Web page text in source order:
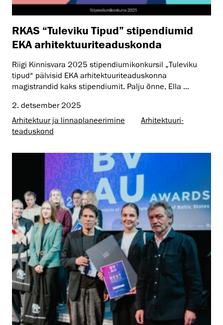
RKAS “Tuleviku Tipud” stipendiumid
EKA arhitektuuriteaduskonda
Riigi Kinnisvara 2025 stipendiumikonkursil „Tuleviku
tipud“ pälvisid EKA arhitektuuriteaduskonna
magistrandid kaks stipendiumit. Palju õnne, Ella ...
2. detsember 2025
Arhitektuur ja linnaplaneerimine
Arhitektuuri­
teaduskond